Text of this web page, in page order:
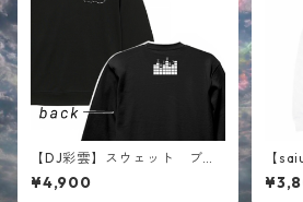
【DJ彩雲】スウェット ブラ
ック
¥4,900
【
er 】
ト